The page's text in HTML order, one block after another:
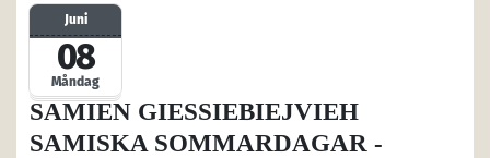
Måndag
Juni
08
SÁMIEN GIESSIEBIEJVIEH
SAMISKA SOMMARDAGAR -